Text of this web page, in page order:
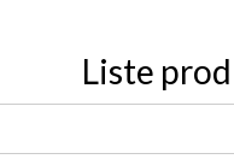
Liste